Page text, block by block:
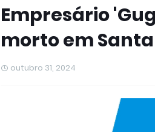
Empresário
morto em
outubro 31, 2024